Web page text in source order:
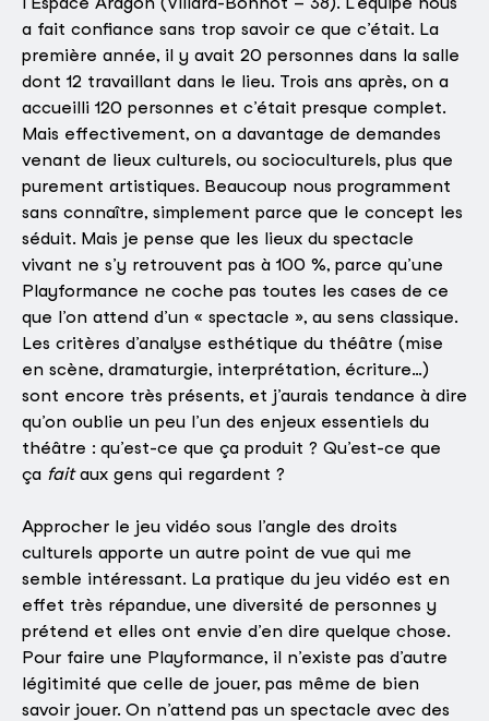
a fait confiance sans trop savoir ce que c’était. La
première année, il y avait 20 personnes dans la salle
dont 12 travaillant dans le lieu. Trois ans après, on a
accueilli 120 personnes et c’était presque complet.
Mais effectivement, on a davantage de demandes
venant de lieux culturels, ou socioculturels, plus que
purement artistiques. Beaucoup nous programment
sans connaître, simplement parce que le concept les
séduit. Mais je pense que les lieux du spectacle
vivant ne s’y retrouvent pas à 100 %, parce qu’une
Playformance ne coche pas toutes les cases de ce
que l’on attend d’un « spectacle », au sens classique.
Les critères d’analyse esthétique du théâtre (mise
en scène, dramaturgie, interprétation, écriture…)
sont encore très présents, et j’aurais tendance à dire
qu’on oublie un peu l’un des enjeux essentiels du
théâtre : qu’est-ce que ça produit ? Qu’est-ce que
ça faitaux gens qui regardent ?
Approcher le jeu vidéo sous l’angle des droits
culturels apporte un autre point de vue qui me
semble intéressant. La pratique du jeu vidéo est en
effet très répandue, une diversité de personnes y
prétend et elles ont envie d’en dire quelque chose.
Pour faire une Playformance, il n’existe pas d’autre
légitimité que celle de jouer, pas même de bien
savoir jouer. On n’attend pas un spectacle avec des